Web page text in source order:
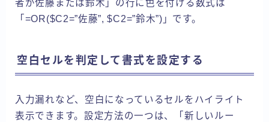
者が佐藤または鈴木」の行に色を付ける数式は
「=OR($C2=”佐藤”, $C2=”鈴木”)」です。
空白セルを判定して書式を設定する
入力漏れなど、空白になっているセルをハイライト
表示できます。設定方法の一つは、「新しいルー